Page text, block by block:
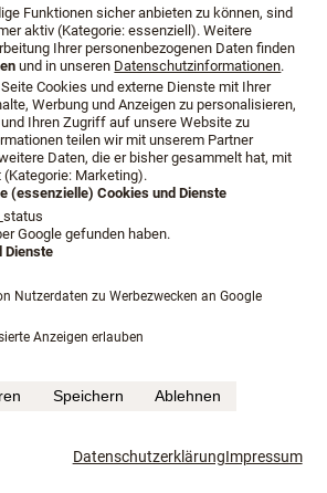
Funktionen sicher anbieten zu können, sind
aktiv (Kategorie: essenziell). Weitere
Ihrer personenbezogenen Daten finden
und in unseren Datenschutzinformationen.
Cookies und externe Dienste mit Ihrer
Werbung und Anzeigen zu personalisieren,
Ihren Zugriff auf unsere Website zu
teilen wir mit unserem Partner
Daten, die er bisher gesammelt hat, mit
Marketing).
(essenzielle) Cookies und Dienste
Google gefunden haben.
Dienste
Nutzerdaten zu Werbezwecken an Google
Anzeigen erlauben
Speichern Ablehnen
DatenschutzerklärungImpressum